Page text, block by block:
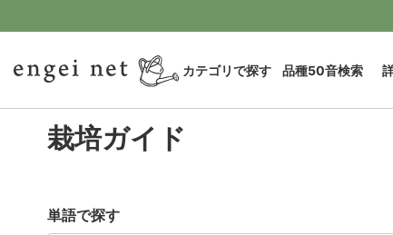
カテゴリで探す 品種50音検索
栽培ガイド
単語で探す